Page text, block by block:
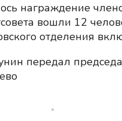
награждение
вошли 12
отделения
передал